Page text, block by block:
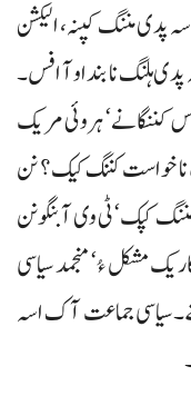
پدی مننگ کپنہ، الیکشن
ہلنگ نا بنداو آ افس۔
کننگانے‘ ہروئی مریک
نا خواست کننگ کیک؟ نن
کپک‘ ٹی وی آ بنگونن
مشکل ءُ‘ منجمد سیاسی
مئی خڑک بسنے۔سیاسی جماعت آک اسہ